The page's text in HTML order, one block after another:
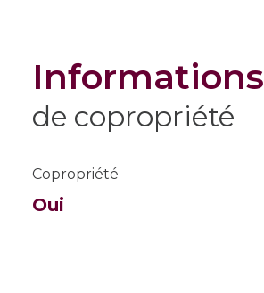
informations
de copropriété
Copropriété
Oui